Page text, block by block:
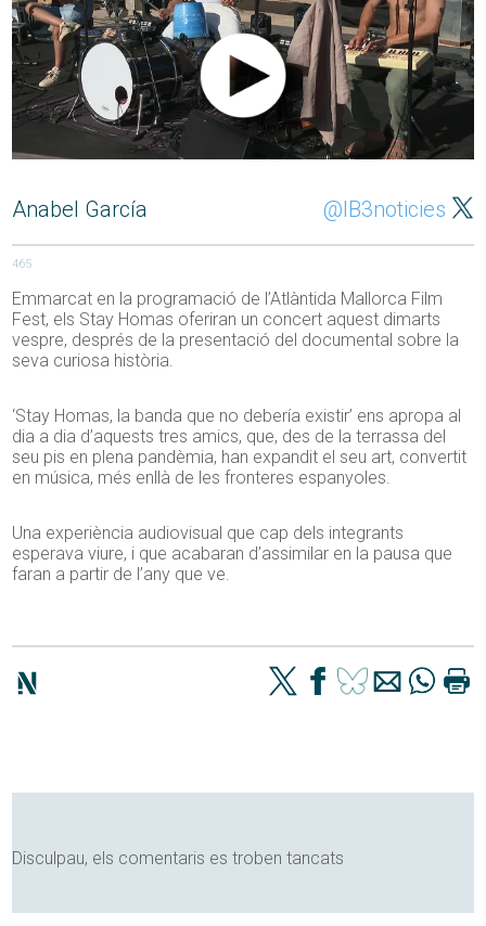
Anabel García @IB3noticies
465
Emmarcat en la programació de l’Atlàntida Mallorca Film
Fest, els Stay Homas oferiran un concert aquest dimarts
vespre, després de la presentació del documental sobre la
seva curiosa història.
‘Stay Homas, la banda que no debería existir’ ens apropa al
dia a dia d’aquests tres amics, que, des de la terrassa del
seu pis en plena pandèmia, han expandit el seu art, convertit
en música, més enllà de les fronteres espanyoles.
Una experiència audiovisual que cap dels integrants
esperava viure, i que acabaran d’assimilar en la pausa que
faran a partir de l’any que ve.
Disculpau, els comentaris es troben tancats